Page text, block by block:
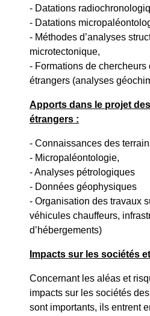
- Datations
- Datations
- Méthodes d’analyses
microtectonique,
- Formations de chercheurs
étrangers (analyses
Apports dans le projet
étrangers :
- Connaissances des
- Micropaléontologie,
- Analyses pétrologiques
- Données géophysiques
- Organisation des travaux
véhicules chauffeurs,
d’hébergements)
Impacts sur les sociétés
Concernant les aléas et
impacts sur les sociétés
sont importants, ils entrent